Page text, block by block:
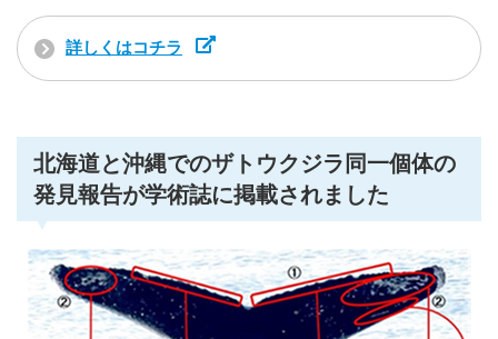
詳しくはコチラ
北海道と沖縄でのザトウクジラ同一個体の
発見報告が学術誌に掲載されました